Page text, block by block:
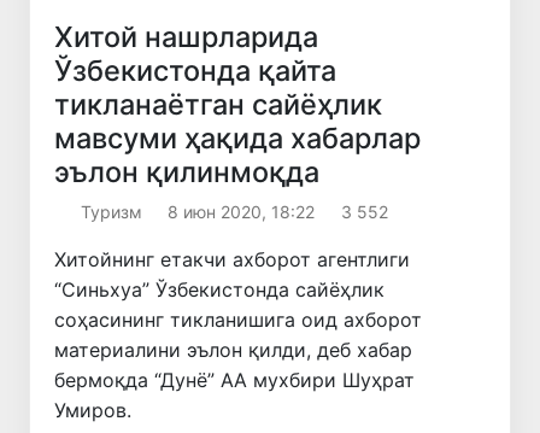
Хитой нашрларида
Ўзбекистонда қайта
тикланаётган сайёҳлик
мавсуми ҳақида хабарлар
эълон қилинмоқда
Туризм 8 июн 2020, 18:22 3 552
Хитойнинг етакчи ахборот агентлиги
“Синьхуа” Ўзбекистонда сайёҳлик
соҳасининг тикланишига оид ахборот
материалини эълон қилди, деб хабар
бермоқда “Дунё” АА мухбири Шуҳрат
Умиров.